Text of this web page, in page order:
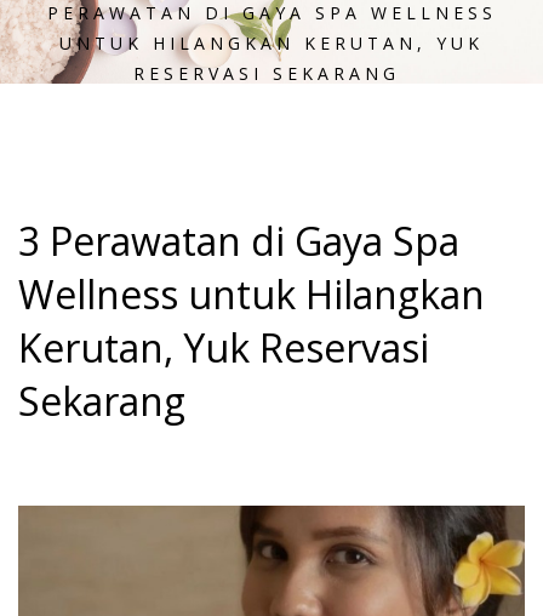
PERAWATAN DI GAYA SPA WELLNESS
UNTUK HILANGKAN KERUTAN, YUK
RESERVASI SEKARANG
3 Perawatan di Gaya Spa
Wellness untuk Hilangkan
Kerutan, Yuk Reservasi
Sekarang